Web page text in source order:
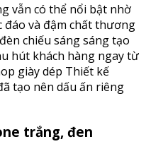
vẫn có thể nổi bật nhờ
đáo và đậm chất thương
chiếu sáng sáng tạo
hút khách hàng ngay từ
Thiết kế
tạo nên dấu ấn riêng
trắng, đen